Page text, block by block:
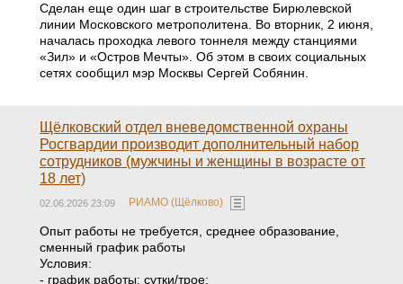
Сделан еще один шаг в строительстве Бирюлевской
линии Московского метрополитена. Во вторник, 2 июня,
началась проходка левого тоннеля между станциями
«Зил» и «Остров Мечты». Об этом в своих социальных
сетях сообщил мэр Москвы Сергей Собянин.
Щёлковский отдел вневедомственной охраны
Росгвардии производит дополнительный набор
сотрудников (мужчины и женщины в возрасте от
18 лет)
02.06.2026 23:09 РИАМО (Щёлково)
Опыт работы не требуется, среднее образование,
сменный график работы
Условия:
- график работы: сутки/трое;